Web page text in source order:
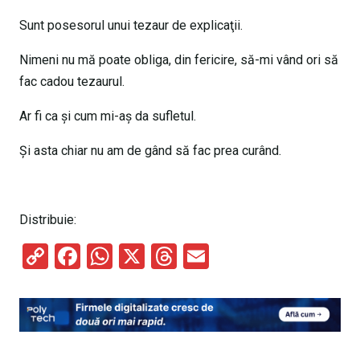
Sunt posesorul unui tezaur de explicaţii.
Nimeni nu mă poate obliga, din fericire, să-mi vând ori să
fac cadou tezaurul.
Ar fi ca şi cum mi-aş da sufletul.
Şi asta chiar nu am de gând să fac prea curând.
Distribuie:
C
py
Li
F
ce
b
W
at
s
X
T
e
a
ail